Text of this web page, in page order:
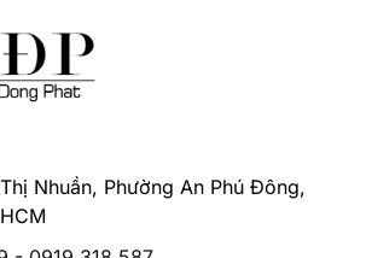
Nhuần, Phường An Phú Đông,